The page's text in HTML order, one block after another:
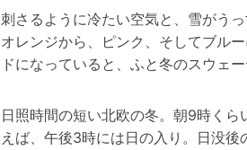
刺さるように冷たい空気と、雪がう
オレンジから、ピンク、そしてブル
ドになっていると、ふと冬のスウェ
日照時間の短い北欧の冬。朝9時く
えば、午後3時には日の入り。日没